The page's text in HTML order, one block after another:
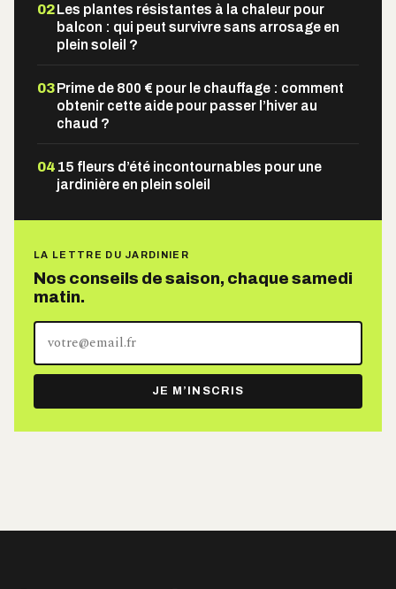
02Les plantes résistantes à la chaleur pour
balcon : qui peut survivre sans arrosage en
plein soleil ?
03Prime de 800 € pour le chauffage : comment
obtenir cette aide pour passer l’hiver au
chaud ?
04 15 fleurs d’été incontournables pour une
jardinière en plein soleil
LA LETTRE DU JARDINIER
Nos conseils de saison, chaque samedi
matin.
Votre
adresse
e-
mail
JE M’INSCRIS